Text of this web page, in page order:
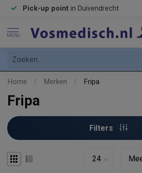
Pick-up point in Duivendrecht
MENU
Home / Merken / Fripa
Fripa
Filters